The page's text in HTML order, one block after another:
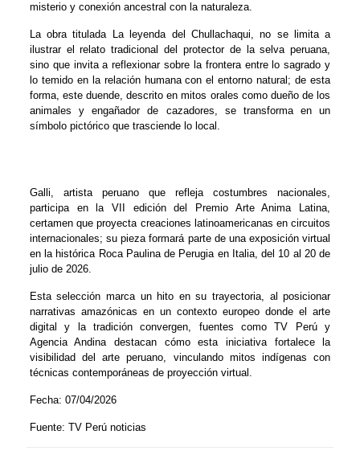
misterio y conexión ancestral con la naturaleza.
La obra titulada La leyenda del Chullachaqui, no se limita a
ilustrar el relato tradicional del protector de la selva peruana,
sino que invita a reflexionar sobre la frontera entre lo sagrado y
lo temido en la relación humana con el entorno natural; de esta
forma, este duende, descrito en mitos orales como dueño de los
animales y engañador de cazadores, se transforma en un
símbolo pictórico que trasciende lo local.
Galli, artista peruano que refleja costumbres nacionales,
participa en la VII edición del Premio Arte Anima Latina,
certamen que proyecta creaciones latinoamericanas en circuitos
internacionales; su pieza formará parte de una exposición virtual
en la histórica Roca Paulina de Perugia en Italia, del 10 al 20 de
julio de 2026.
Esta selección marca un hito en su trayectoria, al posicionar
narrativas amazónicas en un contexto europeo donde el arte
digital y la tradición convergen, fuentes como TV Perú y
Agencia Andina destacan cómo esta iniciativa fortalece la
visibilidad del arte peruano, vinculando mitos indígenas con
técnicas contemporáneas de proyección virtual.
Fecha: 07/04/2026
Fuente: TV Perú noticias